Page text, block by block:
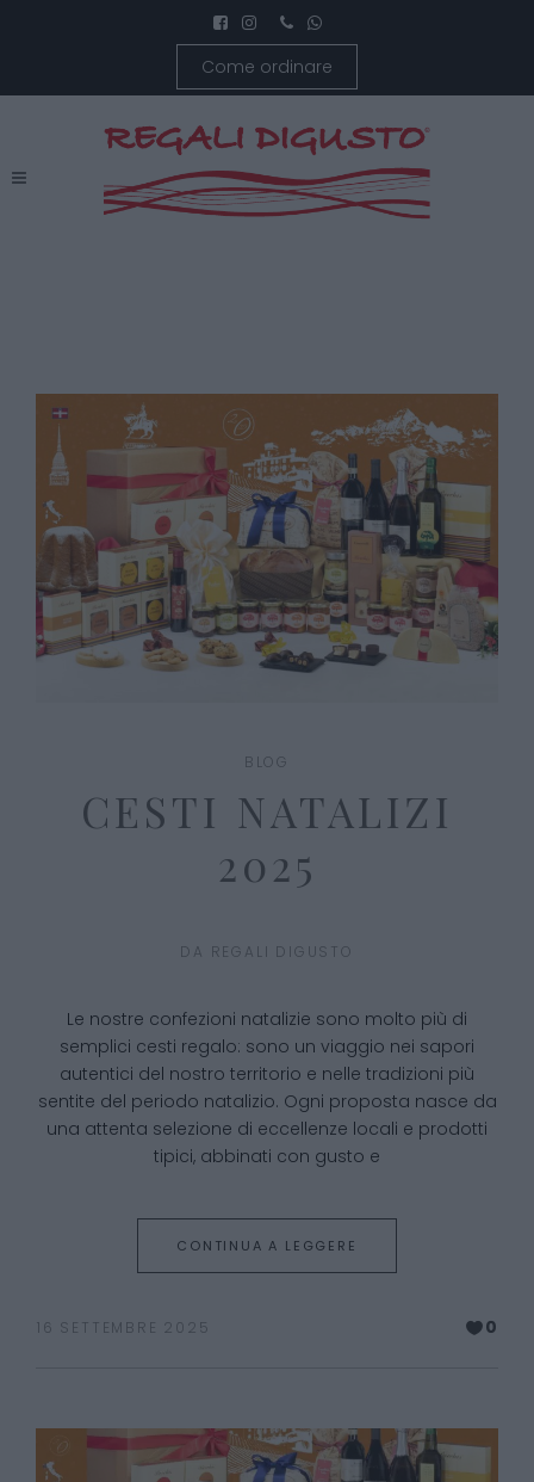
Come ordinare
BLOG
CESTI NATALIZI
2025
DA REGALI DIGUSTO
Le nostre confezioni natalizie sono molto più di
semplici cesti regalo: sono un viaggio nei sapori
autentici del nostro territorio e nelle tradizioni più
sentite del periodo natalizio. Ogni proposta nasce da
una attenta selezione di eccellenze locali e prodotti
tipici, abbinati con gusto e
CONTINUA A LEGGERE
16 SETTEMBRE 2025 0